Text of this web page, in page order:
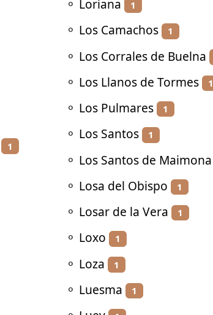
1
⚬ Loriana 1
⚬ Los Camachos 1
⚬ Los Corrales de Buelna
⚬ Los Llanos de Tormes 1
⚬ Los Pulmares 1
⚬ Los Santos 1
⚬ Los Santos de Maimona
⚬ Losa del Obispo 1
⚬ Losar de la Vera 1
⚬ Loxo 1
⚬ Loza 1
⚬ Luesma 1